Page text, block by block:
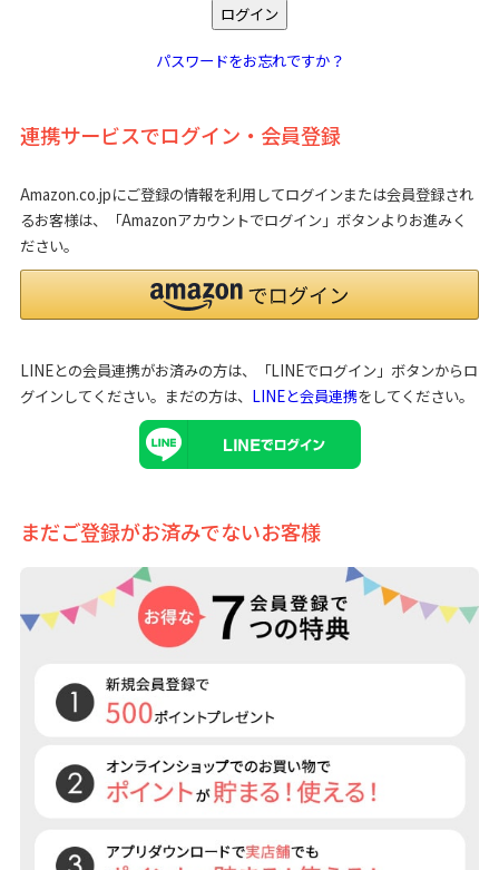
ログイン
パスワードをお忘れですか？
連携サービスでログイン・会員登録
Amazon.co.jpにご登録の情報を利用してログインまたは会員登録され
るお客様は、「Amazonアカウントでログイン」ボタンよりお進みく
ださい。
LINEとの会員連携がお済みの方は、「LINEでログイン」ボタンからロ
グインしてください。まだの方は、 LINEと会員連携をしてください。
まだご登録がお済みでないお客様